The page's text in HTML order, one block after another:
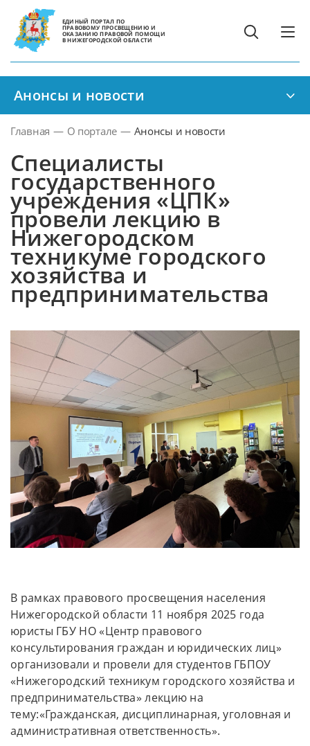
ЕДИНЫЙ ПОРТАЛ ПО
ПРАВОВОМУ ПРОСВЕЩЕНИЮ И
ОКАЗАНИЮ ПРАВОВОЙ ПОМОЩИ
В НИЖЕГОРОДСКОЙ ОБЛАСТИ
Анонсы и новости
Главная — О портале — Анонсы и новости
Специалисты
государственного
учреждения «ЦПК»
провели лекцию в
Нижегородском
техникуме городского
хозяйства и
предпринимательства
В рамках правового просвещения населения
Нижегородской области 11 ноября 2025 года
юристы ГБУ НО «Центр правового
консультирования граждан и юридических лиц»
организовали и провели для студентов ГБПОУ
«Нижегородский техникум городского хозяйства и
предпринимательства» лекцию на
тему:«Гражданская, дисциплинарная, уголовная и
административная ответственность».